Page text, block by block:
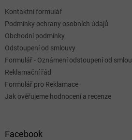
Kontaktní formulář
Podmínky ochrany osobních údajů
Obchodní podmínky
Odstoupení od smlouvy
Formulář - Oznámení odstoupení od
Reklamační řád
Formulář pro Reklamace
Jak ověřujeme hodnocení a recenze
Facebook